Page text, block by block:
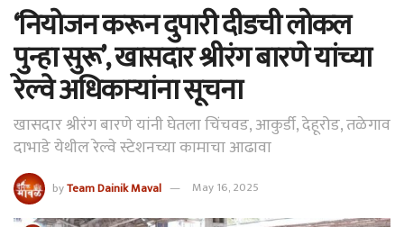
‘नियोजन करून दुपारी दीडची लोकल
पुन्हा सुरू’, खासदार श्रीरंग बारणे यांच्या
रेल्वे अधिकाऱ्यांना सूचना
खासदार श्रीरंग बारणे यांनी घेतला चिंचवड, आकुर्डी, देहूरोड, तळेगाव
दाभाडे येथील रेल्वे स्टेशनच्या कामाचा आढावा
byTeam Dainik Maval May 16, 2025